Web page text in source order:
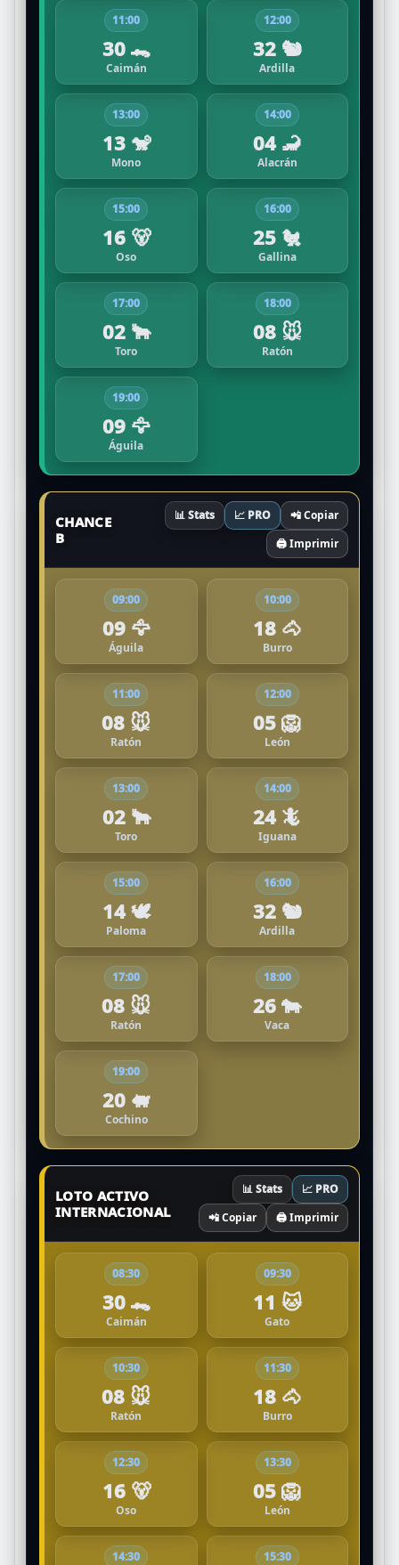
11:00
30 🐊
Caimán
12:00
32 🐿️
Ardilla
13:00
13 🐒
Mono
14:00
04 🦂
Alacrán
15:00
16 🐻
Oso
16:00
25 🐔
Gallina
17:00
02 🐂
Toro
18:00
08 🐭
Ratón
19:00
09 🦅
Águila
CHANCE
B
📊 Stats 📈 PRO
📲 Copiar
🖨️ Imprimir
09:00
09 🦅
Águila
10:00
18 🐴
Burro
11:00
08 🐭
Ratón
12:00
05 🦁
León
13:00
02 🐂
Toro
14:00
24 🦎
Iguana
15:00
14 🕊️
Paloma
16:00
32 🐿️
Ardilla
17:00
08 🐭
Ratón
18:00
26 🐄
Vaca
19:00
20 🐖
Cochino
LOTO ACTIVO
INTERNACIONAL
📊 Stats
📈 PRO
📲 Copiar
🖨️ Imprimir
08:30
30 🐊
Caimán
09:30
11 🐱
Gato
10:30
08 🐭
Ratón
11:30
18 🐴
Burro
12:30
16 🐻
Oso
13:30
05 🦁
León
14:30 15:30